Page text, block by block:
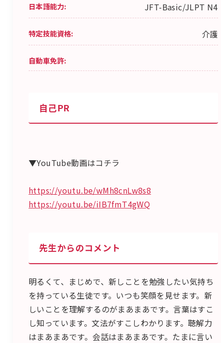
日本語能力: JFT-Basic/JLPT N4
特定技能資格: 介護
自動車免許:
自己PR
▼YouTube動画はコチラ
https://youtu.be/wMh8cnLw8s8
https://youtu.be/iIB7fmT4gWQ
先生からのコメント
明るくて、まじめで、新しことを勉強したい気持ち
を持っている生徒です。いつも笑顔を見せます。新
しいことを理解するのがまあまあです。言葉はすこ
し知っています。文法がすこしわかります。聴解力
はまあまあです。会話はまあまあです。たまに言い